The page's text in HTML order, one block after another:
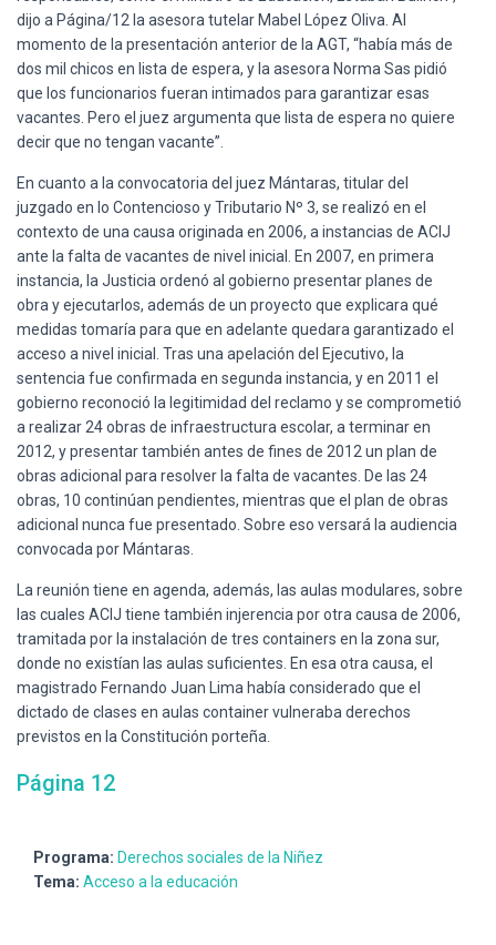
dijo a Página/12 la asesora tutelar Mabel López Oliva. Al
momento de la presentación anterior de la AGT, “había más de
dos mil chicos en lista de espera, y la asesora Norma Sas pidió
que los funcionarios fueran intimados para garantizar esas
vacantes. Pero el juez argumenta que lista de espera no quiere
decir que no tengan vacante”.
En cuanto a la convocatoria del juez Mántaras, titular del
juzgado en lo Contencioso y Tributario Nº 3, se realizó en el
contexto de una causa originada en 2006, a instancias de ACIJ
ante la falta de vacantes de nivel inicial. En 2007, en primera
instancia, la Justicia ordenó al gobierno presentar planes de
obra y ejecutarlos, además de un proyecto que explicara qué
medidas tomaría para que en adelante quedara garantizado el
acceso a nivel inicial. Tras una apelación del Ejecutivo, la
sentencia fue confirmada en segunda instancia, y en 2011 el
gobierno reconoció la legitimidad del reclamo y se comprometió
a realizar 24 obras de infraestructura escolar, a terminar en
2012, y presentar también antes de fines de 2012 un plan de
obras adicional para resolver la falta de vacantes. De las 24
obras, 10 continúan pendientes, mientras que el plan de obras
adicional nunca fue presentado. Sobre eso versará la audiencia
convocada por Mántaras.
La reunión tiene en agenda, además, las aulas modulares, sobre
las cuales ACIJ tiene también injerencia por otra causa de 2006,
tramitada por la instalación de tres containers en la zona sur,
donde no existían las aulas suficientes. En esa otra causa, el
magistrado Fernando Juan Lima había considerado que el
dictado de clases en aulas container vulneraba derechos
previstos en la Constitución porteña.
Página 12
Programa: Derechos sociales de la Niñez
Tema: Acceso a la educación